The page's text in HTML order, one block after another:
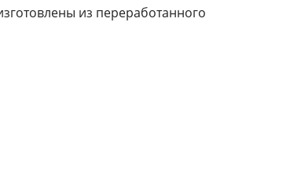
из переработанного